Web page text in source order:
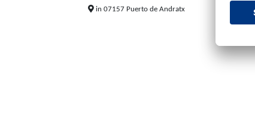
in 07157 Puerto de Andratx